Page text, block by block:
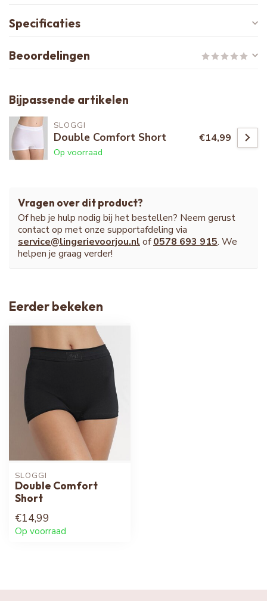
Specificaties
Beoordelingen
Bijpassende artikelen
SLOGGI
Double Comfort Short
Op voorraad
€14,99
Vragen over dit product?
Of heb je hulp nodig bij het bestellen? Neem gerust
contact op met onze supportafdeling via
service@lingerievoorjou.nl of0578 693 915. We
helpen je graag verder!
Eerder bekeken
SLOGGI
Double Comfort
Short
€14,99
Op voorraad